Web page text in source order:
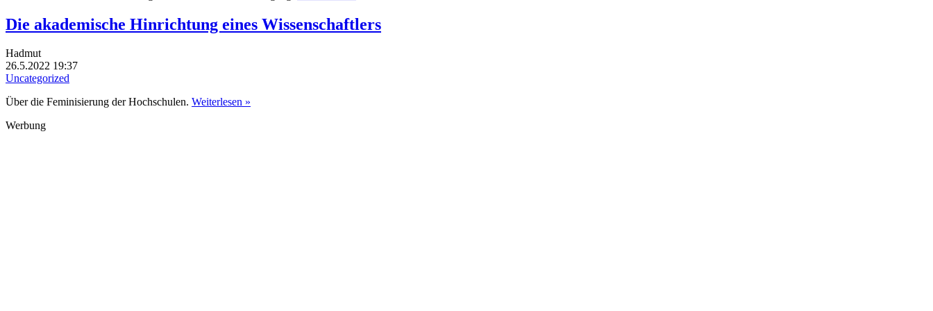
Die akademische Hinrichtung eines Wissenschaftlers
Hadmut
26.5.2022 19:37
Uncategorized
Über die Feminisierung der Hochschulen. Weiterlesen »
Werbung